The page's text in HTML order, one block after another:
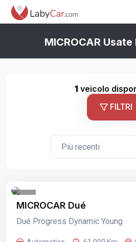
MICROCAR
1veicolo
FILTRI
Più recenti
MICROCAR Dué
Dué Progress Dynamic Young